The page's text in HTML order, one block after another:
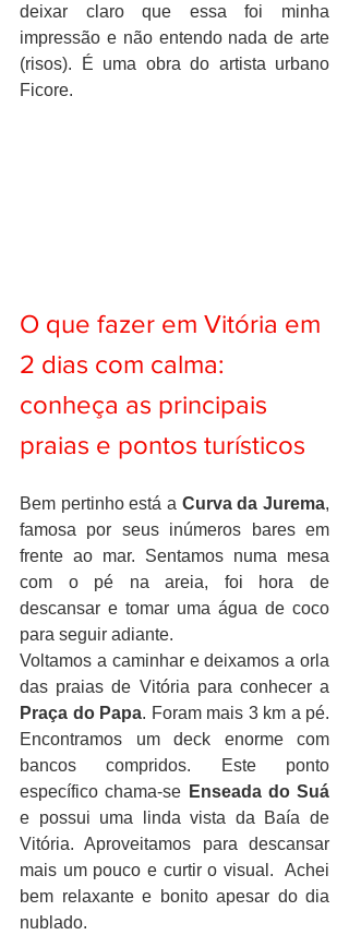
deixar claro que essa foi minha
impressão e não entendo nada de arte
(risos). É uma obra do artista urbano
Ficore.
O que fazer em Vitória em
2 dias com calma:
conheça as principais
praias e pontos turísticos
Bem pertinho está a Curva da Jurema,
famosa por seus inúmeros bares em
frente ao mar. Sentamos numa mesa
com o pé na areia, foi hora de
descansar e tomar uma água de coco
para seguir adiante.
Voltamos a caminhar e deixamos a orla
das praias de Vitória para conhecer a
Praça do Papa. Foram mais 3 km a pé.
Encontramos um deck enorme com
bancos compridos. Este ponto
específico chama-se Enseada do Suá
e possui uma linda vista da Baía de
Vitória. Aproveitamos para descansar
mais um pouco e curtir o visual.  Achei
bem relaxante e bonito apesar do dia
nublado.